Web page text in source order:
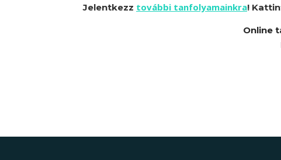
Jelentkezz további tanfolyamainkra!
Online